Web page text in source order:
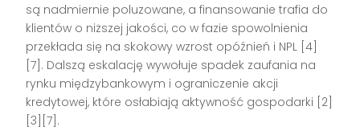
są nadmiernie poluzowane, a finansowanie trafia do
klientów o niższej jakości, co w fazie spowolnienia
przekłada się na skokowy wzrost opóźnień i NPL [4]
[7]. Dalszą eskalację wywołuje spadek zaufania na
rynku międzybankowym i ograniczenie akcji
kredytowej, które osłabiają aktywność gospodarki [2]
[3][7].